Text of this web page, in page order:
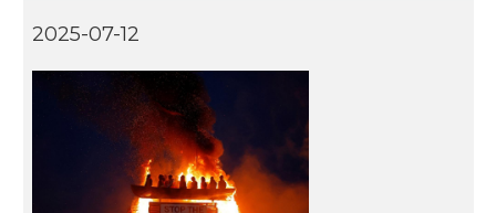
Consolat Consolat general a Edinburgh
Consolat Consolat general a London
2025-07-12